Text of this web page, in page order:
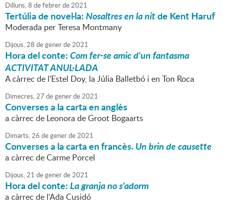
Dilluns,8 defebrerde2021
Tertúlia de novel·la:Nosaltres en la nitde Kent Haruf
Moderada per Teresa Montmany
Dijous,28 degenerde2021
Hora del conte:Com fer-se amic d'un fantasma
ACTIVITAT ANUL·LADA
A càrrec de l'Estel Doy, la Júlia Balletbó i en Ton Roca
Dimecres,27 degenerde2021
Converses a la carta en anglès
a càrrec de Leonora de Groot Bogaarts
Dimarts,26 degenerde2021
Converses a la carta en francès.Un brin de causette
a càrrec de Carme Porcel
Dijous,21 degenerde2021
Hora del conte:La granja no s'adorm
a càrrec de l'Ada Cusidó